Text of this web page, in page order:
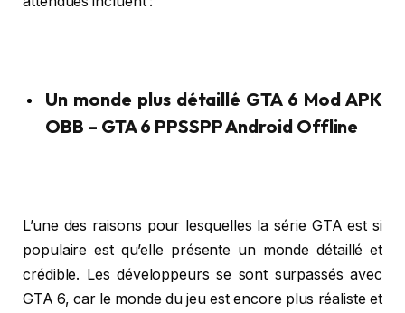
Un monde plus détaillé GTA 6 Mod APK
OBB – GTA 6 PPSSPP Android Offline
L’une des raisons pour lesquelles la série GTA est si
populaire est qu’elle présente un monde détaillé et
crédible. Les développeurs se sont surpassés avec
GTA 6, car le monde du jeu est encore plus réaliste et